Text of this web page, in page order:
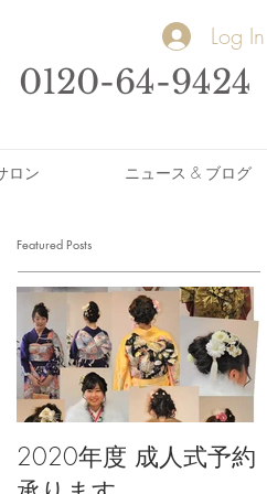
Log In
0120-64-9424
ロン ニュース & ブログ
Featured Posts
2020年度 成人式予約